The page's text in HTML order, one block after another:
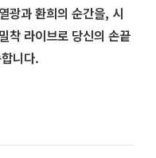
광과 환희의 순간을, 시
착 라이브로 당신의 손끝
니다.